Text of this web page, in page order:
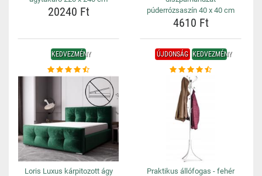
20240 Ft
púderrózsaszín 40 x 40 cm
4610 Ft
KEDVEZMÉNY
Loris Luxus kárpitozott ágy
ÚJDONSÁG KEDVEZMÉNY
Praktikus állófogas - fehér